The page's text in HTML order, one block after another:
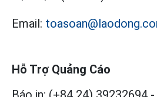
Email:
Hỗ Trợ Quảng Cáo